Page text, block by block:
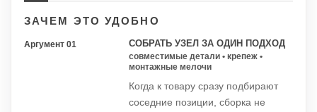
ЗАЧЕМ ЭТО УДОБНО
Аргумент 01 СОБРАТЬ УЗЕЛ ЗА ОДИН ПОДХОД
совместимые детали • крепеж •
монтажные мелочи
Когда к товару сразу подбирают
соседние позиции, сборка не